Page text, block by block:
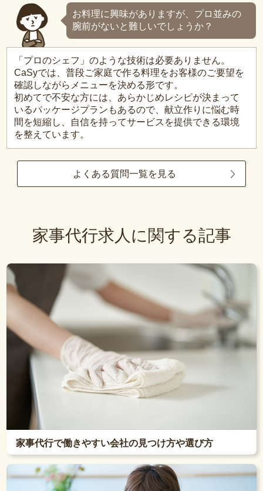
お料理に興味がありますが、プロ並みの
腕前がないと難しいでしょうか？
「プロのシェフ」のような技術は必要ありません。
CaSyでは、普段ご家庭で作る料理をお客様のご要望を
確認しながらメニューを決める形です。
初めてで不安な方には、あらかじめレシピが決まって
いるパッケージプランもあるので、献立作りに悩む時
間を短縮し、自信を持ってサービスを提供できる環境
を整えています。
よくある質問一覧を見る
家事代行求人に関する記事
家事代行で働きやすい会社の見つけ方や選び方